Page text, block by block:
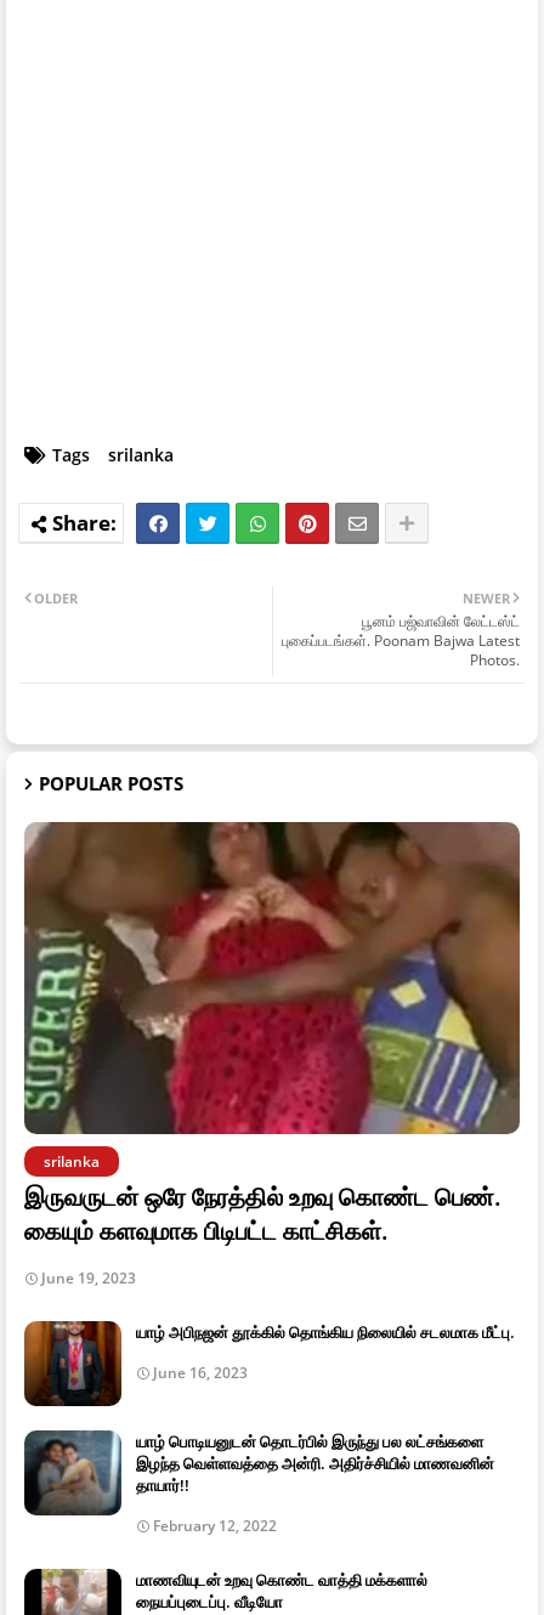
Tags srilanka
NEWER
பூனம் பஜ்வாவின் லேட்டஸ்ட்
புகைப்படங்கள். Poonam Bajwa Latest
Photos.
OLDER
POPULAR POSTS
srilanka
இருவருடன் ஒரே நேரத்தில் உறவு கொண்ட பெண்.
கையும் களவுமாக பிடிபட்ட காட்சிகள்.
June 19, 2023
யாழ் அபிநஜன் தூக்கில் தொங்கிய நிலையில் சடலமாக மீட்பு.
June 16, 2023
யாழ் பொடியனுடன் தொடர்பில் இருந்து பல லட்சங்களை
இழந்த வெள்ளவத்தை அன்ரி. அதிர்ச்சியில் மாணவனின்
தாயார்!!
February 12, 2022
மாணவியுடன் உறவு கொண்ட வாத்தி மக்களால்
நையப்புடைப்பு. வீடியோ